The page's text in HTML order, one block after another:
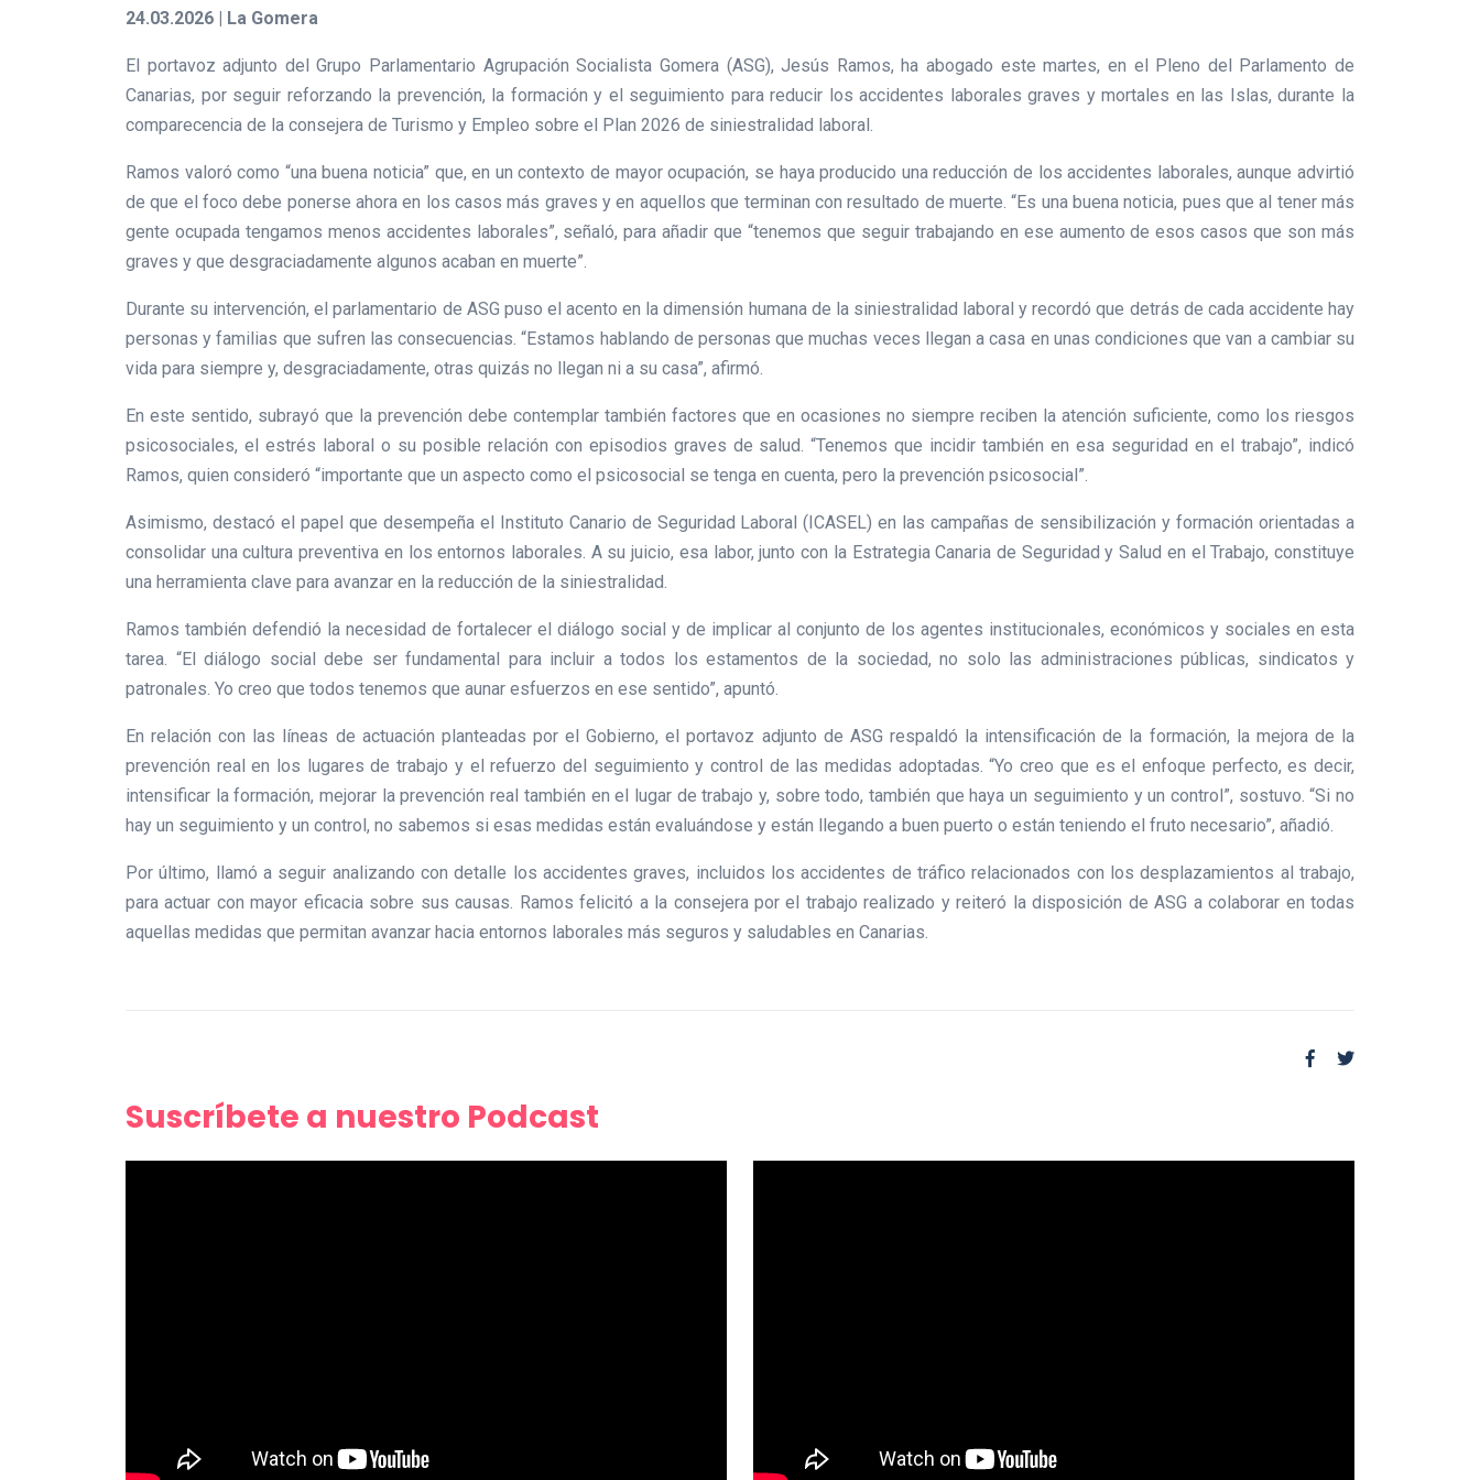
24.03.2026 | La Gomera
El portavoz adjunto del Grupo Parlamentario Agrupación Socialista Gomera (ASG), Jesús Ramos, ha abogado este martes, en el Pleno del Parlamento de
Canarias, por seguir reforzando la prevención, la formación y el seguimiento para reducir los accidentes laborales graves y mortales en las Islas, durante la
comparecencia de la consejera de Turismo y Empleo sobre el Plan 2026 de siniestralidad laboral.
Ramos valoró como “una buena noticia” que, en un contexto de mayor ocupación, se haya producido una reducción de los accidentes laborales, aunque advirtió
de que el foco debe ponerse ahora en los casos más graves y en aquellos que terminan con resultado de muerte. “Es una buena noticia, pues que al tener más
gente ocupada tengamos menos accidentes laborales”, señaló, para añadir que “tenemos que seguir trabajando en ese aumento de esos casos que son más
graves y que desgraciadamente algunos acaban en muerte”.
Durante su intervención, el parlamentario de ASG puso el acento en la dimensión humana de la siniestralidad laboral y recordó que detrás de cada accidente hay
personas y familias que sufren las consecuencias. “Estamos hablando de personas que muchas veces llegan a casa en unas condiciones que van a cambiar su
vida para siempre y, desgraciadamente, otras quizás no llegan ni a su casa”, afirmó.
En este sentido, subrayó que la prevención debe contemplar también factores que en ocasiones no siempre reciben la atención suficiente, como los riesgos
psicosociales, el estrés laboral o su posible relación con episodios graves de salud. “Tenemos que incidir también en esa seguridad en el trabajo”, indicó
Ramos, quien consideró “importante que un aspecto como el psicosocial se tenga en cuenta, pero la prevención psicosocial”.
Asimismo, destacó el papel que desempeña el Instituto Canario de Seguridad Laboral (ICASEL) en las campañas de sensibilización y formación orientadas a
consolidar una cultura preventiva en los entornos laborales. A su juicio, esa labor, junto con la Estrategia Canaria de Seguridad y Salud en el Trabajo, constituye
una herramienta clave para avanzar en la reducción de la siniestralidad.
Ramos también defendió la necesidad de fortalecer el diálogo social y de implicar al conjunto de los agentes institucionales, económicos y sociales en esta
tarea. “El diálogo social debe ser fundamental para incluir a todos los estamentos de la sociedad, no solo las administraciones públicas, sindicatos y
patronales. Yo creo que todos tenemos que aunar esfuerzos en ese sentido”, apuntó.
En relación con las líneas de actuación planteadas por el Gobierno, el portavoz adjunto de ASG respaldó la intensificación de la formación, la mejora de la
prevención real en los lugares de trabajo y el refuerzo del seguimiento y control de las medidas adoptadas. “Yo creo que es el enfoque perfecto, es decir,
intensificar la formación, mejorar la prevención real también en el lugar de trabajo y, sobre todo, también que haya un seguimiento y un control”, sostuvo. “Si no
hay un seguimiento y un control, no sabemos si esas medidas están evaluándose y están llegando a buen puerto o están teniendo el fruto necesario”, añadió.
Por último, llamó a seguir analizando con detalle los accidentes graves, incluidos los accidentes de tráfico relacionados con los desplazamientos al trabajo,
para actuar con mayor eficacia sobre sus causas. Ramos felicitó a la consejera por el trabajo realizado y reiteró la disposición de ASG a colaborar en todas
aquellas medidas que permitan avanzar hacia entornos laborales más seguros y saludables en Canarias.
Suscríbete a nuestro Podcast